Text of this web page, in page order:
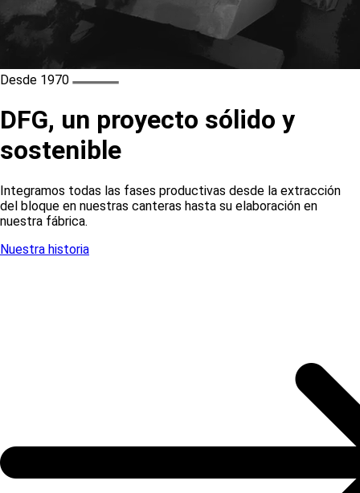
Desde 1970
DFG, un proyecto sólido y
sostenible
Integramos todas las fases productivas desde la extracción
del bloque en nuestras canteras hasta su elaboración en
nuestra fábrica.
Nuestra historia